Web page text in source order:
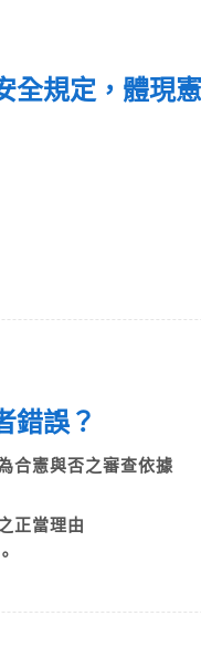
全規定，體現
錯誤？
合憲與否之審查依據
正當理由